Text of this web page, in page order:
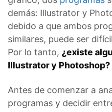
demás: Illustrator y
debido a que ambos
similares, puede ser
Por lo tanto, ¿existe
Illustrator y Photoshop?
Antes de comenzar a
programas y decidir